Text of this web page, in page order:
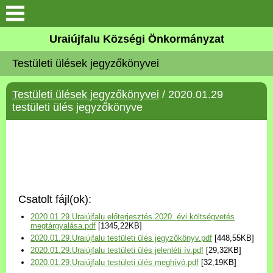
Köszöntő
Elérhetőségek
Uraiújfalu
Választási információk
Versenyképes Járások
Program
Uraiújfalu Községi Önkormányzat
Testületi ülések jegyzőkönyvei
Testületi ülések jegyzőkönyvei / 2020.01.29
testületi ülés jegyzőkönyve
Csatolt fájl(ok):
2020.01.29.Uraiújfalu előterjesztés 2020. évi költségvetés
megtárgyalása.pdf [1345,22KB]
2020.01.29.Uraiújfalu testületi ülés jegyzőkönyv.pdf [448,55KB]
2020.01.29.Uraiújfalu testületi ülés jelenléti ív.pdf [29,32KB]
2020.01.29.Uraiújfalu testületi ülés meghívó.pdf [32,19KB]